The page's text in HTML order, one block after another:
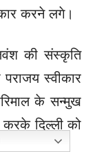
करने लगे।
की संस्कृति
स्वीकार
के सन्मुख
करके दिल्ली को